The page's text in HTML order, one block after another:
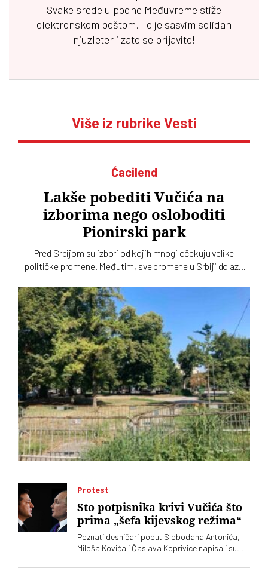
Svake srede u podne Međuvreme stiže
elektronskom poštom. To je sasvim solidan
njuzleter i zato se prijavite!
Više iz rubrike Vesti
Ćacilend
Lakše pobediti Vučića na
izborima nego osloboditi
Pionirski park
Pred Srbijom su izbori od kojih mnogi očekuju velike
političke promene. Međutim, sve promene u Srbiji dolaze
„Ćacilend” još uvek okupira Pionirski
Protest
Sto potpisnika krivi Vučića što
prima „šefa kijevskog režima“
Poznati desničari poput Slobodana Antonića,
Miloša Kovića i Časlava Koprivice napisali su